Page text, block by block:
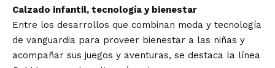
Calzado infantil, tecnología y bienestar
Entre los desarrollos que combinan moda y tecnología
de vanguardia para proveer bienestar a las niñas y
acompañar sus juegos y aventuras, se destaca la línea